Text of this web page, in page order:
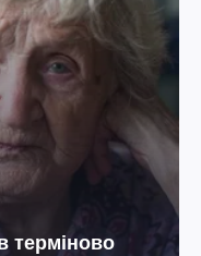
терміново